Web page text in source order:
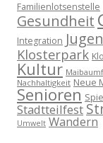
Familienlotsenstelle
Gesundheit
Integration
Klosterpark
Kultur
Nachhaltigkeit Neue
Senioren
Stadtteilfest
Umwelt Wandern